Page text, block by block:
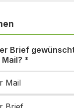
Brief
*
Mail